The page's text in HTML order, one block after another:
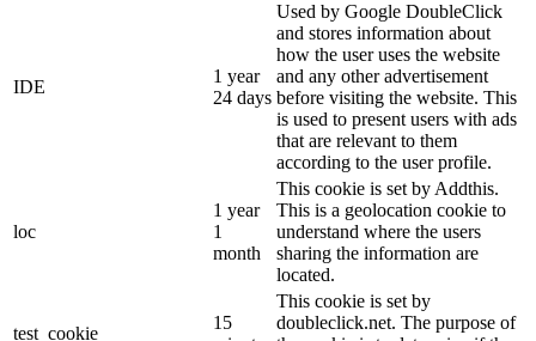
IDE
1 year
24 days
Used by Google DoubleClick
and stores information about
how the user uses the website
and any other advertisement
before visiting the website. This
is used to present users with ads
that are relevant to them
according to the user profile.
loc
1 year
1
month
This cookie is set by Addthis.
This is a geolocation cookie to
understand where the users
sharing the information are
located.
test_cookie
15
This cookie is set by
doubleclick.net. The purpose of